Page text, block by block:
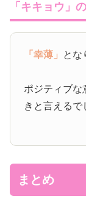
「キキョウ」
「幸薄」 とな
ポジティブな
きと言えるで
まとめ